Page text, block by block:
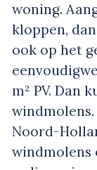
woning.
kloppen,
ook op het
m² PV. Dan
Noord-
windmolens